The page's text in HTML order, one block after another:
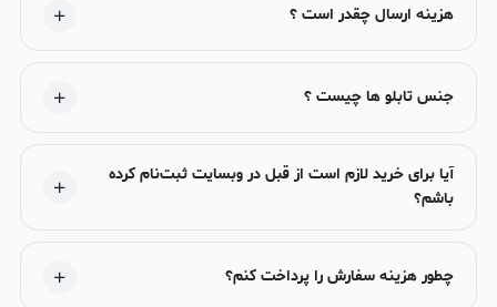
هزینه ارسال چقدر است ؟
جنس تابلو ها چیست ؟
آیا برای خرید لازم است از قبل در وبسایت ثبت‌نام کرده
باشم؟
چطور هزینه سفارش را پرداخت کنم؟